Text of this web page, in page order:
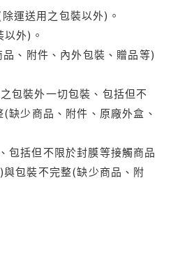
運送用之包裝以外)。
外)。
、附件、內外包裝、贈品等)
包裝外一切包裝、包括但不
少商品、附件、原廠外盒、
包括但不限於封膜等接觸商品
包裝不完整(缺少商品、附